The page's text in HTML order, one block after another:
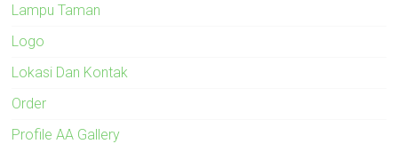
Lampu Taman
Logo
Lokasi Dan Kontak
Order
Profile AA Gallery